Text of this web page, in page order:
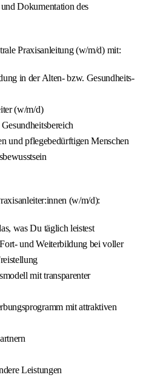
Dokumentation des
Praxisanleitung (w/m/d) mit:
in der Alten- bzw. Gesundheits-
(w/m/d)
und pflegebedürftigen Menschen
(w/m/d):
was Du täglich leistest
und Weiterbildung bei voller
mit transparenter
mit attraktiven
Leistungen